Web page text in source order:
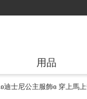
用品
ʚ迪士尼公主服飾ɞ 穿上馬